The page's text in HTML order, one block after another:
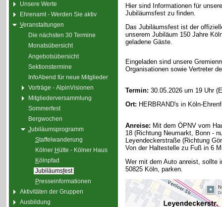
Unsere Werte
Ehrenamt - Werden Sie aktiv
Veranstaltungen
Die nächsten 30 Termine
Monatsübersicht
Angebotsübersicht
Sektionstermine
InfoAbend für neue Mitglieder
Vorträge - AlpinVisionen
Mitgliederversammlung
Sommerfest
Bergwochen
Jubiläumsprogramm
Staffelwanderung
Kölner Hütte - Kölner Haus
Kölnpfad
Jubiläumsfest
Presseinformationen
Aktivitäten der Gruppen
Ausbildung
Hier sind Informationen für
Jubiläumsfest zu finden.
Das Jubiläumsfest ist der
unserem Jubiläum 150 Jahre
geladene Gäste.
Eingeladen sind unsere
Organisationen sowie Vertreter
Termin: 30.05.2026 um 19 Uhr
Ort: HERBRAND's in Köln-
Anreise: Mit dem ÖPNV vom
18 (Richtung Neumarkt, Bonn -
Leyendeckerstraße (Richtung
Von der Haltestelle zu Fuß in 6
Wer mit dem Auto anreist, sollte
50825 Köln, parken.